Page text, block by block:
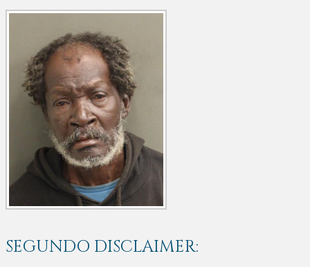
SEGUNDO DISCLAIMER: